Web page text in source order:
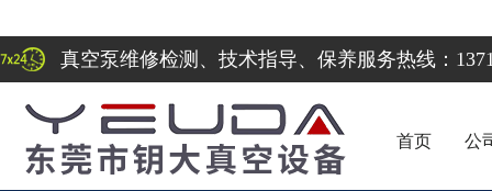
真空泵维修检测、技术指导、保养服务热线：
首页 公